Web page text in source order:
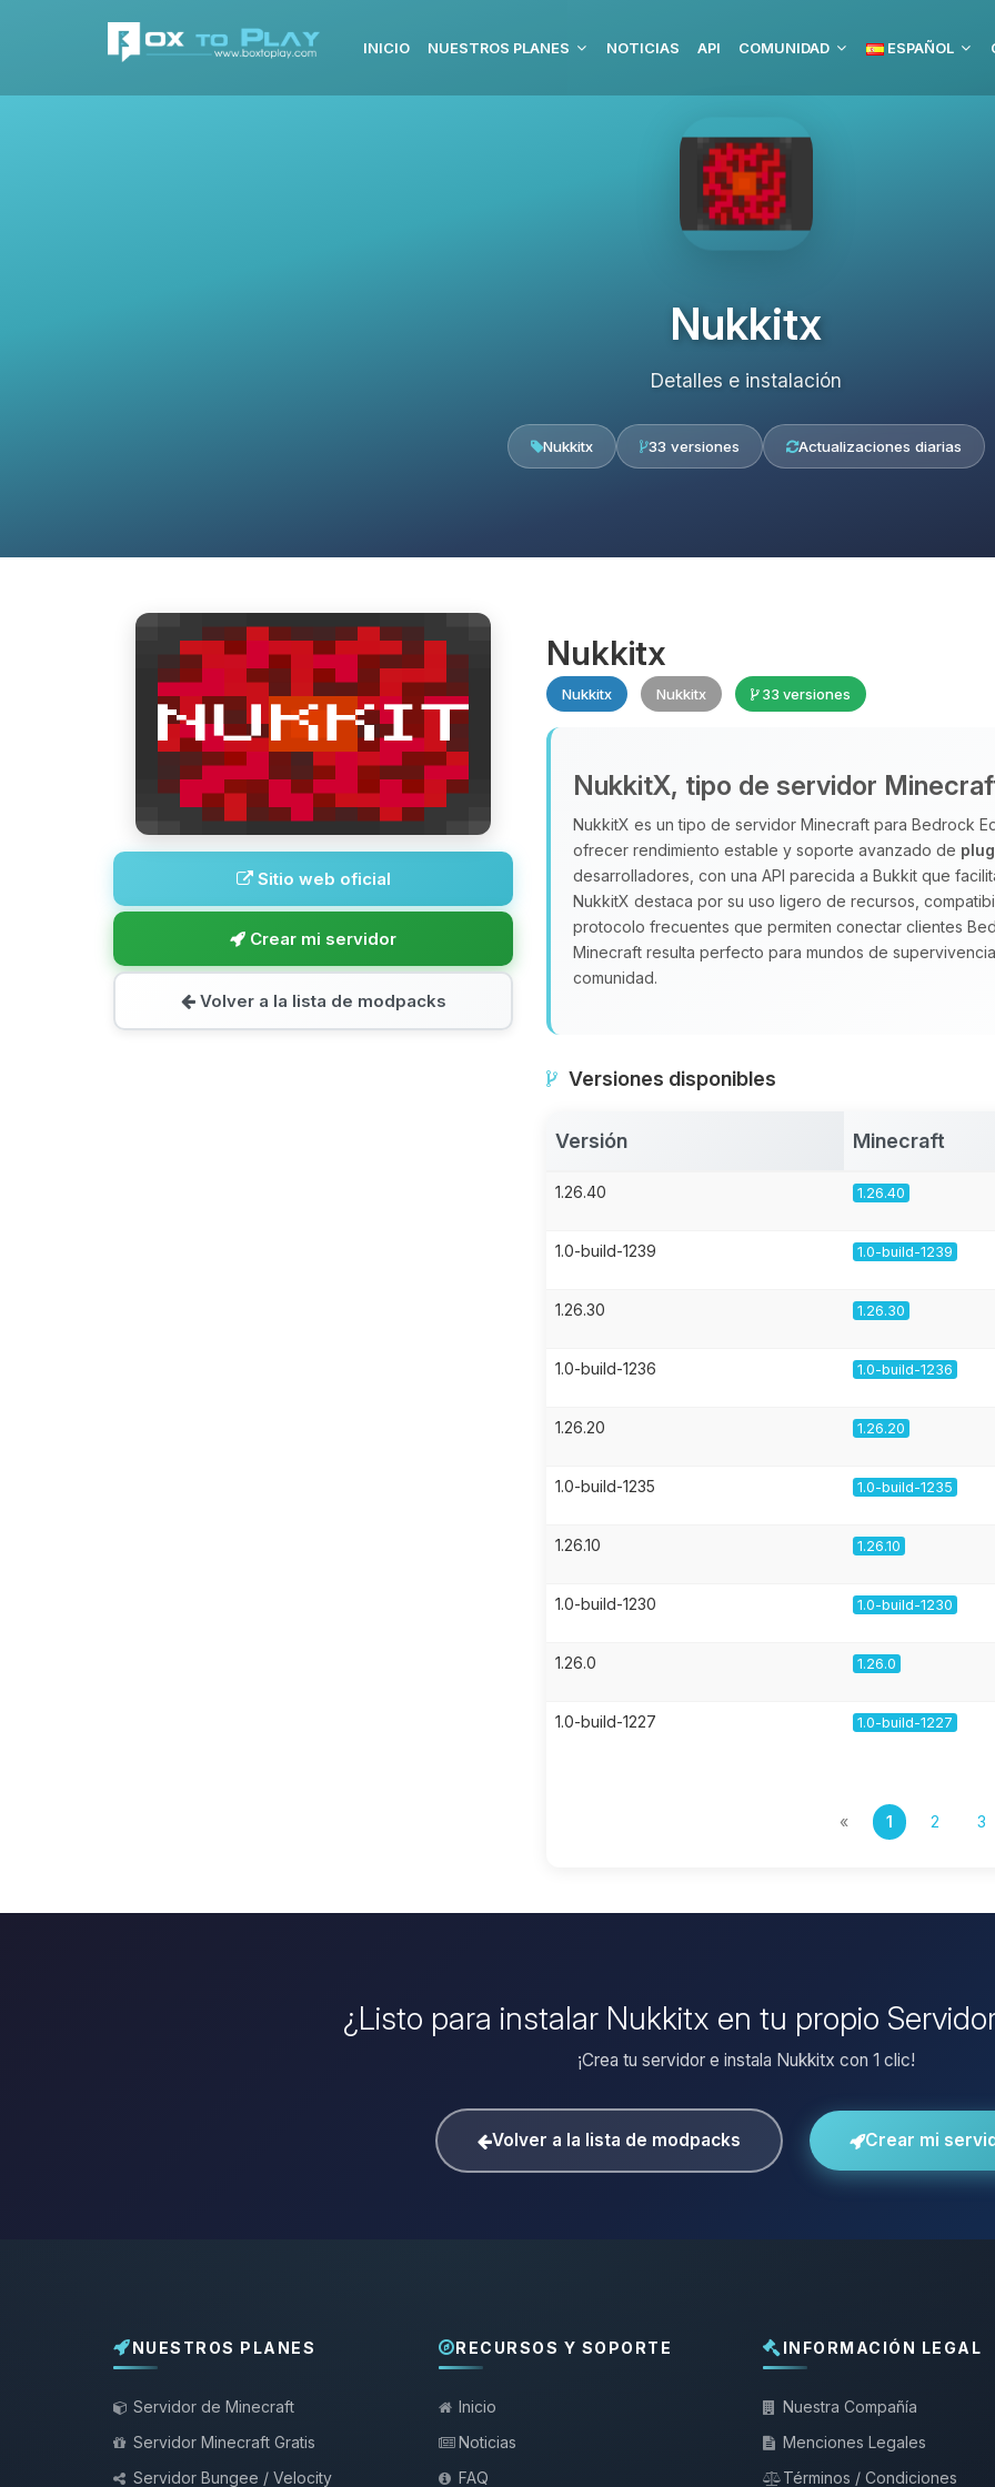
INICIO NUESTROS PLANES NOTICIAS API COMUNIDAD ESPAÑOL
Nukkitx
Detalles e instalación
Nukkitx 33 versiones Actualizaciones diarias
Sitio web oficial
Crear mi servidor
Volver a la lista de modpacks
Nukkitx
Nukkitx Nukkitx 33 versiones
NukkitX, tipo de servidor
NukkitX es un tipo de servidor Minecraft para Bedrock
ofrecer rendimiento estable y soporte avanzado de
desarrolladores, con una API parecida a Bukkit que
NukkitX destaca por su uso ligero de recursos,
protocolo frecuentes que permiten conectar clientes
Minecraft resulta perfecto para mundos de
comunidad.
Versiones disponibles
Versión Minecraft
1.26.40 1.26.40
1.0-build-1239 1.0-build-1239
1.26.30 1.26.30
1.0-build-1236 1.0-build-1236
1.26.20 1.26.20
1.0-build-1235 1.0-build-1235
1.26.10 1.26.10
1.0-build-1230 1.0-build-1230
1.26.0 1.26.0
1.0-build-1227 1.0-build-1227
« 1 2 3
¿Listo para instalar Nukkitx en tu propio
¡Crea tu servidor e instala Nukkitx con 1 clic!
Volver a la lista de modpacks Crear mi
NUESTROS PLANES
Servidor de Minecraft
Servidor Minecraft Gratis
Servidor Bungee / Velocity
RECURSOS Y SOPORTE
Inicio
Noticias
FAQ
INFORMACIÓN LEGAL
Nuestra Compañía
Menciones Legales
Términos / Condiciones